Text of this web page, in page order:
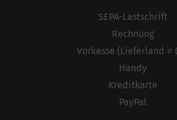
SEPA-Lastschrift
Rechnung
Vorkasse (Lieferland ≠
Handy
Kreditkarte
PayPal